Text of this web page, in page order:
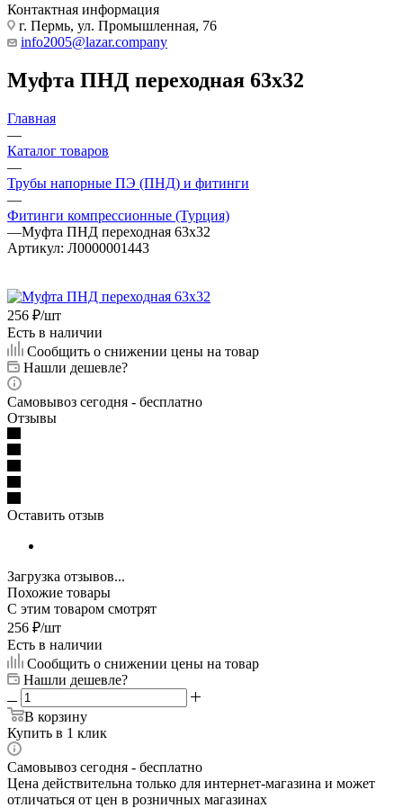
Контактная информация
г. Пермь, ул. Промышленная, 76
info2005@lazar.company
Муфта ПНД переходная 63х32
Главная
—
Каталог товаров
—
Трубы напорные ПЭ (ПНД) и фитинги
—
Фитинги компрессионные (Турция)
—Муфта ПНД переходная 63х32
Артикул: Л0000001443
256 ₽/шт
Есть в наличии
Сообщить о снижении цены на товар
Нашли дешевле?
Самовывоз сегодня - бесплатно
Отзывы
Оставить отзыв
Загрузка отзывов...
Похожие товары
С этим товаром смотрят
256 ₽/шт
Есть в наличии
Сообщить о снижении цены на товар
Нашли дешевле?
В корзину
Купить в 1 клик
Самовывоз сегодня - бесплатно
Цена действительна только для интернет-магазина и может
отличаться от цен в розничных магазинах